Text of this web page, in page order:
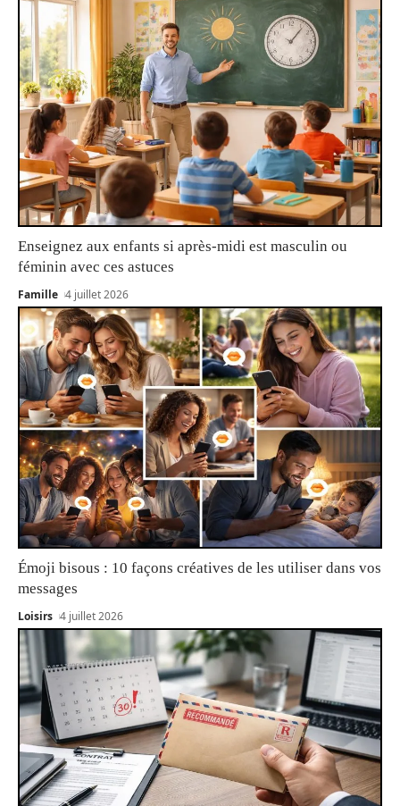
Enseignez aux enfants si après-midi est masculin ou
féminin avec ces astuces
Famille 4 juillet 2026
Émoji bisous : 10 façons créatives de les utiliser dans vos
messages
Loisirs 4 juillet 2026